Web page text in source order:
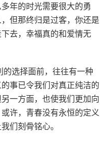
年的时光需要很大的勇
但那终归是过客，你还是
去，幸福真的和爱情无
选择面前，往往有一种
事已令我们对真正纯洁的
一方面，也使我们更加向
许，青春没有永恒的定义
们刻骨铭心。